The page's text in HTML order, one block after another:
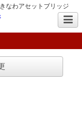
なわアセットブリッジ